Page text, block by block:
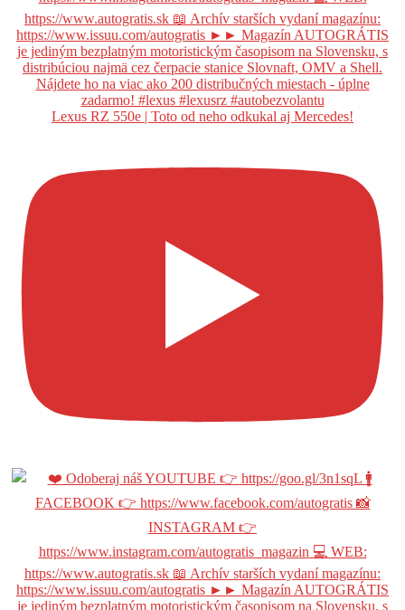
Lexus RZ 550e | Toto od neho odkukal aj Mercedes!